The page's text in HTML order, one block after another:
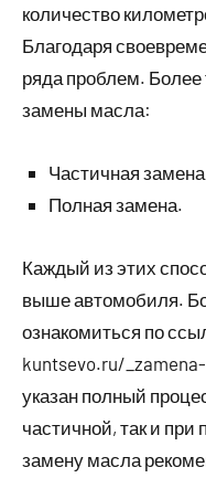
количество
Благодаря
ряда проблем.
замены масла:
Частичная
Полная замена.
Каждый из этих
выше автомобиля.
ознакомиться по
kuntsevo.ru/
указан полный
частичной, так и
замену масла